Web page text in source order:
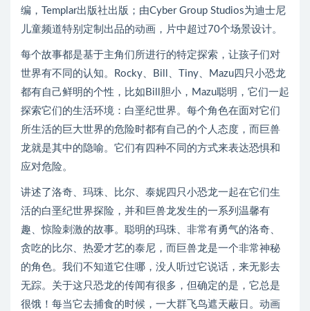
编，Templar出版社出版；由Cyber Group Studios为迪士尼
儿童频道特别定制出品的动画，片中超过70个场景设计。
每个故事都是基于主角们所进行的特定探索，让孩子们对
世界有不同的认知。Rocky、Bill、Tiny、Mazu四只小恐龙
都有自己鲜明的个性，比如Bill胆小，Mazu聪明，它们一起
探索它们的生活环境：白垩纪世界。每个角色在面对它们
所生活的巨大世界的危险时都有自己的个人态度，而巨兽
龙就是其中的隐喻。它们有四种不同的方式来表达恐惧和
应对危险。
讲述了洛奇、玛珠、比尔、泰妮四只小恐龙一起在它们生
活的白垩纪世界探险，并和巨兽龙发生的一系列温馨有
趣、惊险刺激的故事。聪明的玛珠、非常有勇气的洛奇、
贪吃的比尔、热爱才艺的泰尼，而巨兽龙是一个非常神秘
的角色。我们不知道它住哪，没人听过它说话，来无影去
无踪。关于这只恐龙的传闻有很多，但确定的是，它总是
很饿！每当它去捕食的时候，一大群飞鸟遮天蔽日。动画